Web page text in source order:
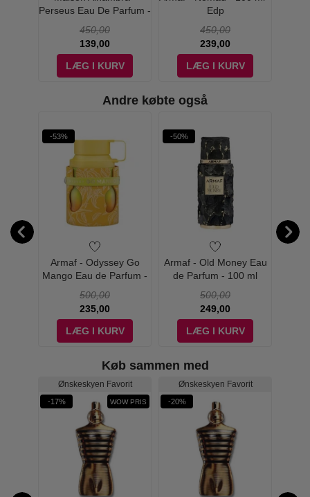
Perseus Eau De Parfum -
450,00
139,00
LÆG I KURV
Edp
450,00
239,00
LÆG I KURV
Andre købte også
-53%
Armaf - Odyssey Go
Mango Eau de Parfum -
500,00
235,00
LÆG I KURV
-50%
Armaf - Old Money Eau
de Parfum - 100 ml
500,00
249,00
LÆG I KURV
Køb sammen med
Ønskeskyen Favorit
-17% WOW PRIS
Ønskeskyen Favorit
-20%